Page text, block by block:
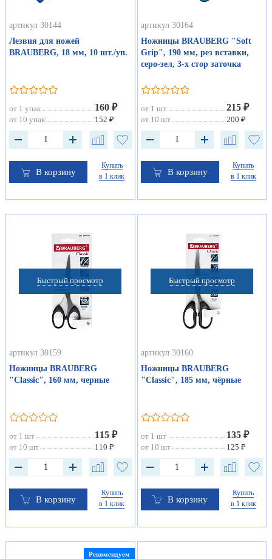
артикул 30144
Лезвия для ножей
BRAUBERG, 18 мм, 10 шт./уп.
от 1 упак 160 ₽
от 10 упак 152 ₽
В корзину
Купить
в 1 клик
артикул 30164
Ножницы BRAUBERG "Soft
Grip", 190 мм, рез вставки,
серо-зел, 3-х стор заточка
от 1 шт 215 ₽
от 10 шт 200 ₽
В корзину
Купить
в 1 клик
Быстрый просмотр
артикул 30159
Ножницы BRAUBERG
"Classic", 160 мм, черные
от 1 шт 115 ₽
от 10 шт 110 ₽
В корзину
Купить
в 1 клик
Быстрый просмотр
артикул 30160
Ножницы BRAUBERG
"Classic", 185 мм, чёрные
от 1 шт 135 ₽
от 10 шт 125 ₽
В корзину
Купить
в 1 клик
Рекомендуем